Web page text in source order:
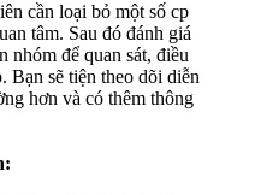
cần loại bỏ một số cp
tâm. Sau đó đánh giá
nhóm để quan sát, điều
Bạn sẽ tiện theo dõi diễn
hơn và có thêm thông